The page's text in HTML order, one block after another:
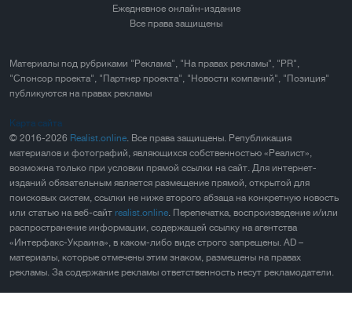
Ежедневное онлайн-издание
Все права защищены
Материалы под рубриками "Реклама", "На правах рекламы", "PR",
"Спонсор проекта", "Партнер проекта", "Новости компаний", "Позиция"
публикуются на правах рекламы
Карта сайта
© 2016-2026 Realist.online . Все права защищены. Републикация
материалов и фотографий, являющихся собственностью «Реалист»,
возможна только при условии прямой ссылки на сайт. Для интернет-
изданий обязательным является размещение прямой, открытой для
поисковых систем, ссылки не ниже второго абзаца на конкретную новость
или статью на веб-сайт realist.online . Перепечатка, воспроизведение и/или
распространение информации, содержащей ссылку на агентства
«Интерфакс-Украина», в каком-либо виде строго запрещены. AD –
материалы, которые отмечены этим знаком, размещены на правах
рекламы. За содержание рекламы ответственность несут рекламодатели.